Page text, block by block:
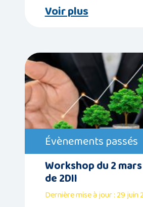
Voir plus
Évènements passés
Workshop du 2
de 2DII
Dernière mise à jour : 29 juin